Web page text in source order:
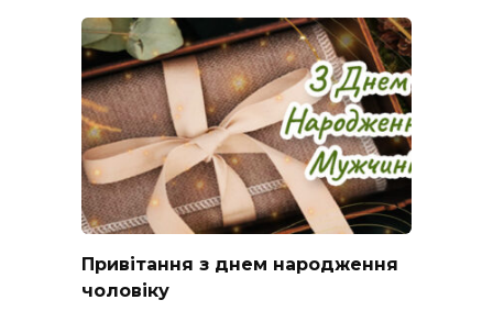
Привітання з днем народження
чоловіку